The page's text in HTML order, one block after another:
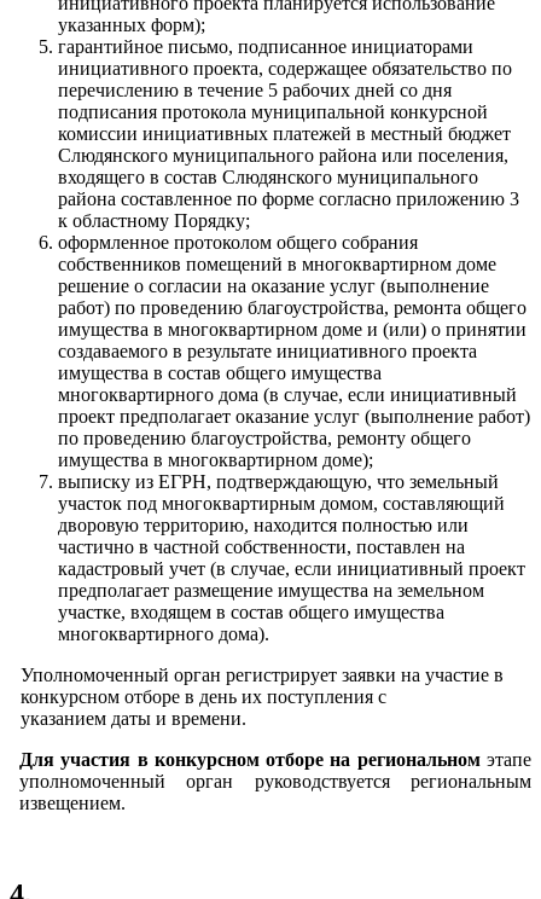
указанных форм);
гарантийное письмо, подписанное инициаторами
инициативного проекта, содержащее обязательство по
перечислению в течение 5 рабочих дней со дня
подписания протокола муниципальной конкурсной
комиссии инициативных платежей в местный бюджет
Слюдянского муниципального района или поселения,
входящего в состав Слюдянского муниципального
района составленное по форме согласно приложению 3
к областному Порядку;
оформленное протоколом общего собрания
собственников помещений в многоквартирном доме
решение о согласии на оказание услуг (выполнение
работ) по проведению благоустройства, ремонта общего
имущества в многоквартирном доме и (или) о принятии
создаваемого в результате инициативного проекта
имущества в состав общего имущества
многоквартирного дома (в случае, если инициативный
проект предполагает оказание услуг (выполнение работ)
по проведению благоустройства, ремонту общего
имущества в многоквартирном доме);
выписку из ЕГРН, подтверждающую, что земельный
участок под многоквартирным домом, составляющий
дворовую территорию, находится полностью или
частично в частной собственности, поставлен на
кадастровый учет (в случае, если инициативный проект
предполагает размещение имущества на земельном
участке, входящем в состав общего имущества
многоквартирного дома).
Уполномоченный орган регистрирует заявки на участие в
конкурсном отборе в день их поступления с
указанием даты и времени.
Для участия в конкурсном отборе на региональном этапе
уполномоченный орган руководствуется региональным
извещением.